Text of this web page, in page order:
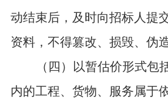
动结束后，及时向招标人提
资料，不得篡改、损毁、伪
（四）以暂估价形式包
内的工程、货物、服务属于